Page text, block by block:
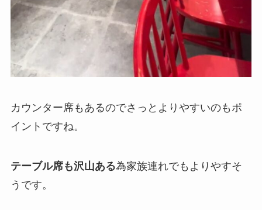
カウンター席もあるのでさっとよりやすいのもポ
イントですね。
テーブル席も沢山ある為家族連れでもよりやすそ
うです。